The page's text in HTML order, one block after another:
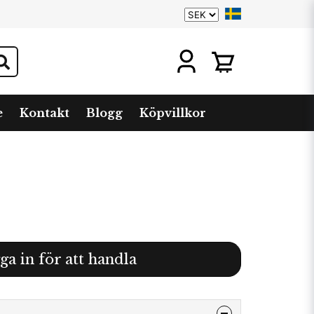
Kontakt Blogg Köpvillkor
in för att handla